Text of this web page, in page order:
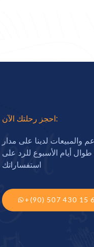
احجز رحلتك الآن:
والمبيعات لدينا على مدار
طوال أيام الأسبوع للرد على
استفساراتك
+(90) 507 430 15